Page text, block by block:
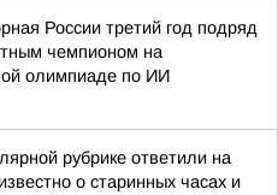
России третий год подряд
чемпионом на
олимпиаде по ИИ
рубрике ответили на
о старинных часах и